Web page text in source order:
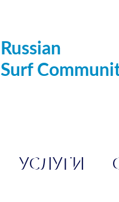
Russian
Surf
УСЛУГИ